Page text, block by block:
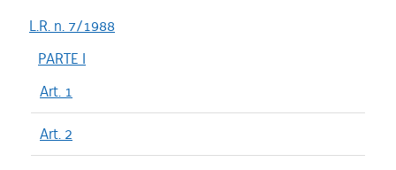
L.R. n. 7/1988
PARTE I
Art. 1
Art. 2